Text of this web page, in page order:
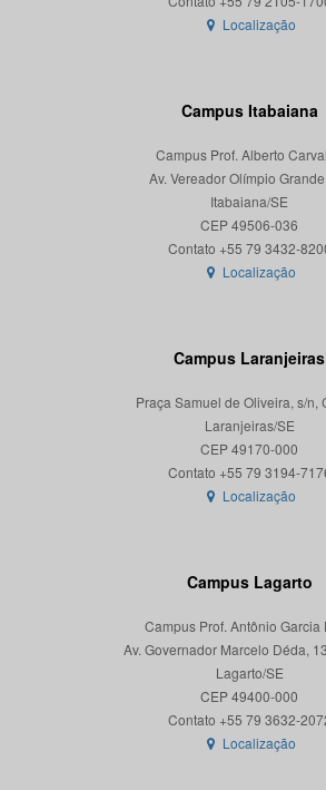
Localização
Campus Itabaiana
Campus Prof. Alberto
Av. Vereador Olímpio
Itabaiana/SE
CEP 49506-036
Localização
Campus Laranjeiras
Praça Samuel de Oliveira, s/n,
Laranjeiras/SE
CEP 49170-000
Localização
Campus Lagarto
Campus Prof. Antônio Garcia
Av. Governador Marcelo Déda,
Lagarto/SE
CEP 49400-000
Localização